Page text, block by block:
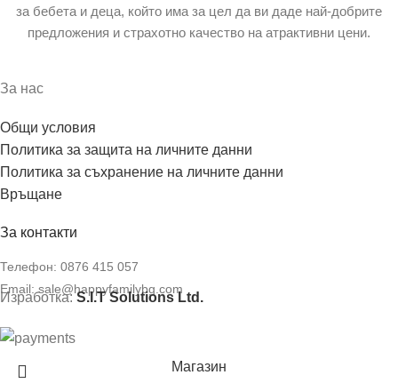
за бебета и деца, който има за цел да ви даде най-добрите
предложения и страхотно качество на атрактивни цени.
За нас
Общи условия
Политика за защита на личните данни
Политика за съхранение на личните данни
Връщане
За контакти
Телефон: 0876 415 057
Email:sale@happyfamilybg.com
Изработка:S.I.T Solutions Ltd.
Магазин